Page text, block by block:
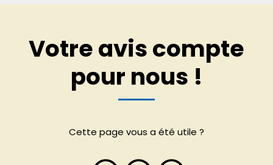
Votre avis compte
pour nous !
Cette page vous a été utile ?